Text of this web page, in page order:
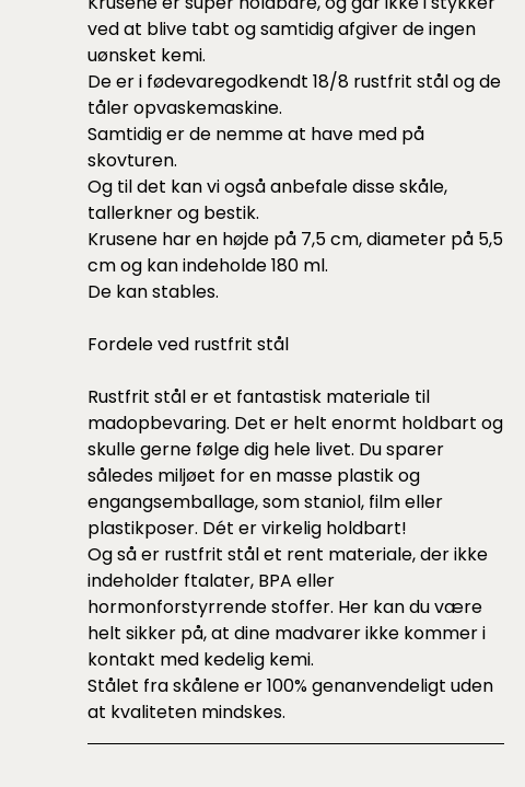
ved at blive tabt og samtidig afgiver de ingen
uønsket kemi.
De er i fødevaregodkendt 18/8 rustfrit stål og de
tåler opvaskemaskine.
Samtidig er de nemme at have med på
skovturen.
Og til det kan vi også anbefale disseskåle,
tallerknerog bestik.
Krusene har en højde på 7,5 cm, diameter på 5,5
cm og kan indeholde 180 ml.
De kan stables.
Fordele ved rustfrit stål
Rustfrit stål er et fantastisk materiale til
madopbevaring. Det er helt enormt holdbart og
skulle gerne følge dig hele livet. Du sparer
således miljøet for en masse plastik og
engangsemballage, som staniol, film eller
plastikposer. Dét er virkelig holdbart!
Og så er rustfrit stål et rent materiale, der ikke
indeholder ftalater, BPA eller
hormonforstyrrende stoffer. Her kan du være
helt sikker på, at dine madvarer ikke kommer i
kontakt med kedelig kemi.
Stålet fra skålene er 100% genanvendeligt uden
at kvaliteten mindskes.